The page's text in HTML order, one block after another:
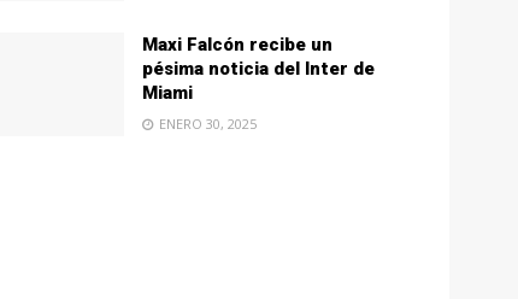
Maxi Falcón recibe un
pésima noticia del Inter de
Miami
ENERO 30, 2025